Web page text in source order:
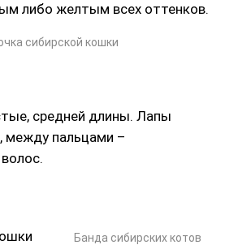
либо желтым всех оттенков.
сибирской кошки
средней длины. Лапы
между пальцами –
Банда сибирских котов